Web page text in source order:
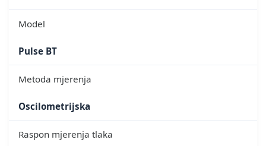
Model
Pulse BT
Metoda mjerenja
Oscilometrijska
Raspon mjerenja tlaka